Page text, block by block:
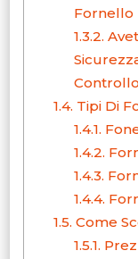
Fornello
1.3.2.
Controllo
1.4. Tipi Di
1.4.1.
1.4.2.
1.4.3.
1.4.4.
1.5. Come
1.5.1.